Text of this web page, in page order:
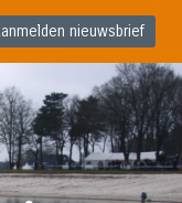
nieuwsbrief